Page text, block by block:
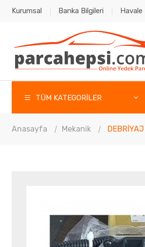
Kurumsal Banka Bilgileri Havale
TÜM KATEGORİLER
Anasayfa Mekanik